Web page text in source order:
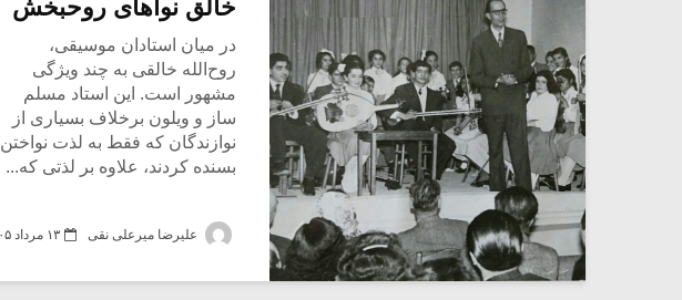
خالق نواهای روحبخش
در میان استادان موسیقی،
روح‌الله خالقی به چند ویژگی
مشهور است. این استاد مسلم
ساز و ویلون بر‌خلاف بسیاری از
نوازندگان که فقط به لذت نواختن
بسنده کردند، علاوه بر لذتی که...
علیرضا میرعلی نقی ۱۳ مرداد ۱۴۰۵